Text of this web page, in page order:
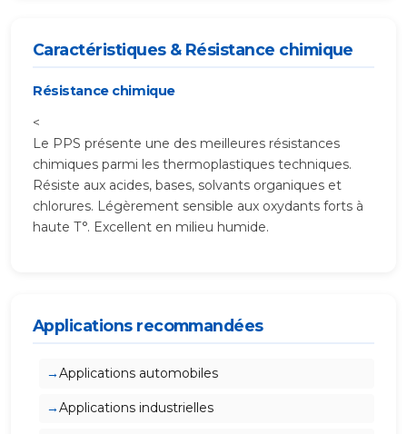
Caractéristiques & Résistance chimique
Résistance chimique
<
Le PPS présente une des meilleures résistances
chimiques parmi les thermoplastiques techniques.
Résiste aux acides, bases, solvants organiques et
chlorures. Légèrement sensible aux oxydants forts à
haute T°. Excellent en milieu humide.
Applications recommandées
Applications automobiles
Applications industrielles